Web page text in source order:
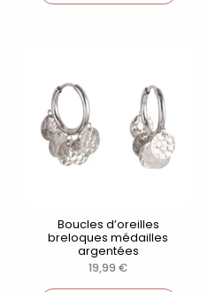
Boucles d’oreilles
breloques médailles
argentées
19,99 €